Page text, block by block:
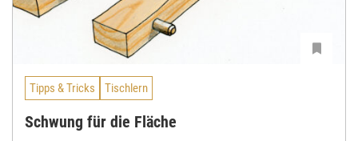
Tipps & Tricks Tischlern
Schwung für die Fläche